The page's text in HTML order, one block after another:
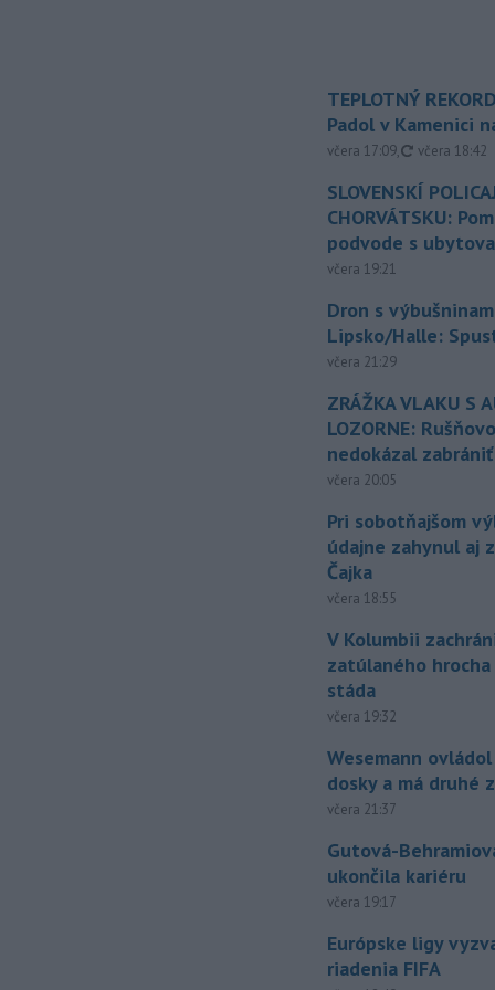
TEPLOTNÝ
Padol v Kamenici
včera 17:09, aktualizované
včera 18:42
SLOVENSKÍ
CHORVÁTSKU:
podvode s
včera 19:21
Dron s
Lipsko/Halle:
včera 21:29
ZRÁŽKA VLAKU S
LOZORNE:
nedokázal zabrániť
včera 20:05
Pri sobotňajšom
údajne zahynul aj
Čajka
včera 18:55
V Kolumbii
zatúlaného hrocha
stáda
včera 19:32
Wesemann
dosky a má druhé
včera 21:37
Gutová-
ukončila kariéru
včera 19:17
Európske ligy
riadenia FIFA